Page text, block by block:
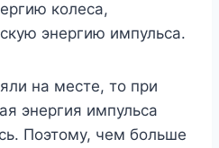
колеса,
энергию импульса.
на месте, то при
энергия импульса
Поэтому, чем больше